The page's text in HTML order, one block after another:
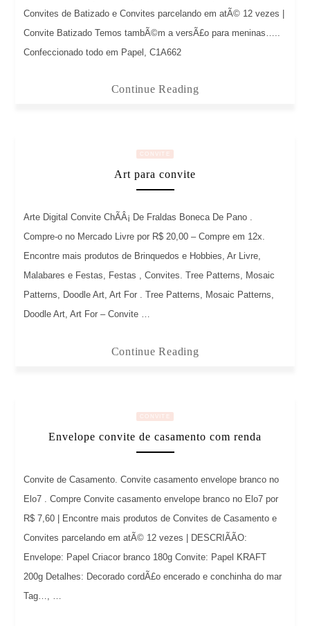
Convites de Batizado e Convites parcelando em atÃ© 12 vezes |
Convite Batizado Temos tambÃ©m a versÃ£o para meninas…..
Confeccionado todo em Papel, C1A662
Continue Reading
CONVITE
Art para convite
Arte Digital Convite ChÃÂ¡ De Fraldas Boneca De Pano .
Compre-o no Mercado Livre por R$ 20,00 – Compre em 12x.
Encontre mais produtos de Brinquedos e Hobbies, Ar Livre,
Malabares e Festas, Festas , Convites. Tree Patterns, Mosaic
Patterns, Doodle Art, Art For . Tree Patterns, Mosaic Patterns,
Doodle Art, Art For – Convite …
Continue Reading
CONVITE
Envelope convite de casamento com renda
Convite de Casamento. Convite casamento envelope branco no
Elo7 . Compre Convite casamento envelope branco no Elo7 por
R$ 7,60 | Encontre mais produtos de Convites de Casamento e
Convites parcelando em atÃ© 12 vezes | DESCRIÃÃO:
Envelope: Papel Criacor branco 180g Convite: Papel KRAFT
200g Detalhes: Decorado cordÃ£o encerado e conchinha do mar
Tag…, …